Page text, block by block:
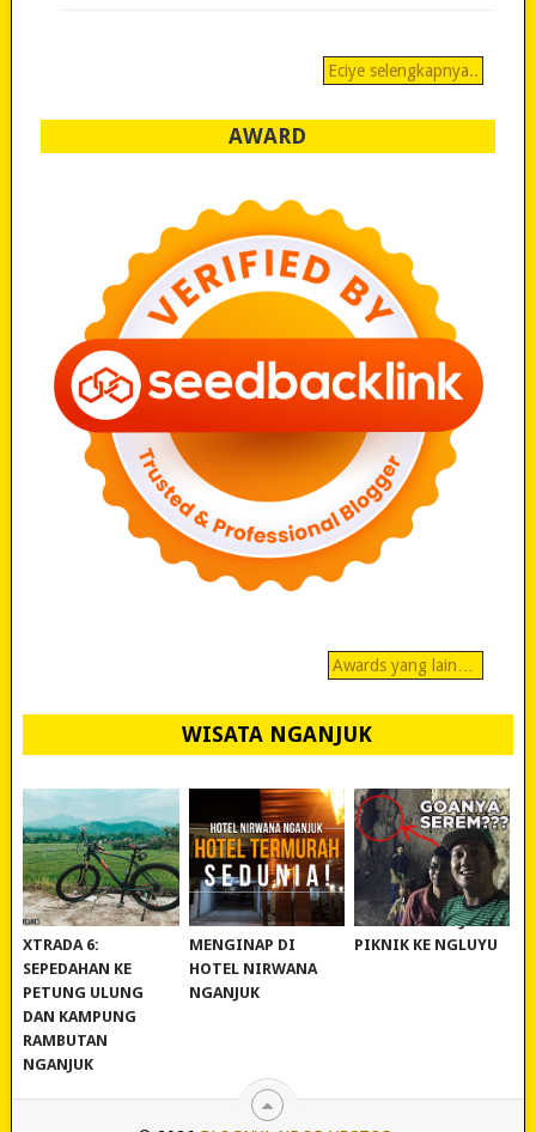
Eciye selengkapnya..
AWARD
Awards yang lain…
WISATA NGANJUK
REVIEW POLYGON
XTRADA 6:
SEPEDAHAN KE
PETUNG ULUNG
DAN KAMPUNG
RAMBUTAN
NGANJUK
MURAH BANGET!
MENGINAP DI
HOTEL NIRWANA
NGANJUK
WISATA NGANJUK:
PIKNIK KE NGLUYU